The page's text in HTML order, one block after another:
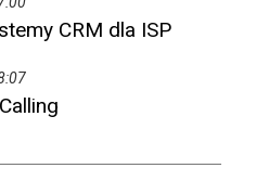
CRM dla ISP